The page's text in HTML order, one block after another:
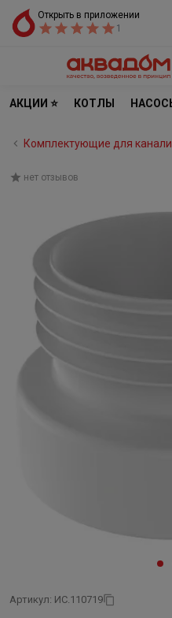
Открыть в приложении
1
АКЦИИ ⭐ КОТЛЫ
Комплектующие для
нет отзывов
Артикул: ИС.110719